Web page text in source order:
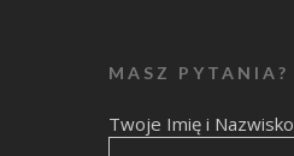
MASZ PYTANIA?
Twoje Imię i Nazwisko